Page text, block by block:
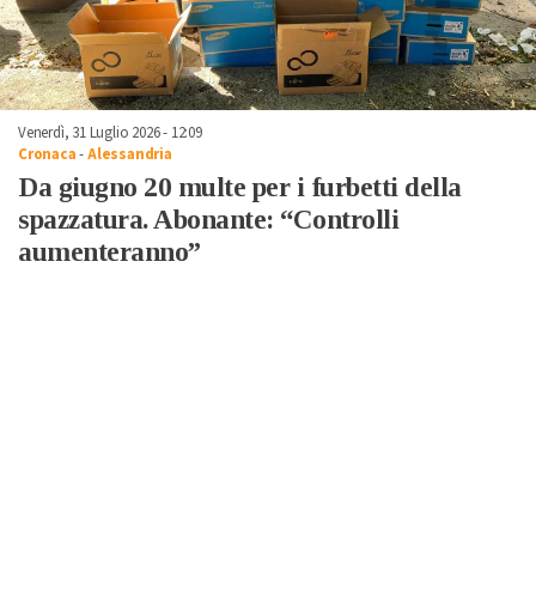
Venerdì, 31 Luglio 2026 - 12:09
Cronaca-Alessandria
Da giugno 20 multe per i furbetti della
spazzatura. Abonante: “Controlli
aumenteranno”